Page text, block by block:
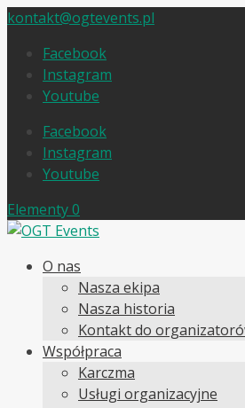
kontakt@ogtevents.pl
Facebook
Instagram
Youtube
Facebook
Instagram
Youtube
Elementy 0
O nas
Nasza ekipa
Nasza historia
Kontakt do
Współpraca
Karczma
Usługi organizacyjne